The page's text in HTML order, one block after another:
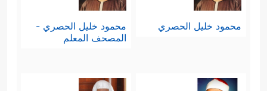
محمود خليل الحصري
محمود خليل الحصري -
المصحف المعلم